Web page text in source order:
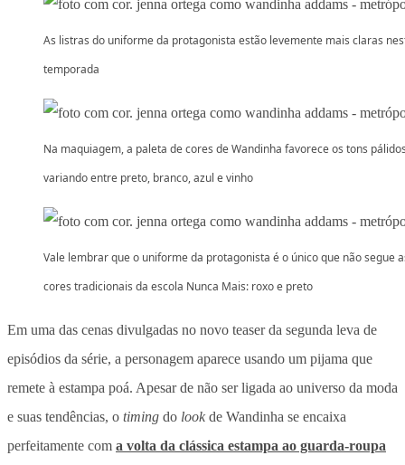
As listras do uniforme da protagonista estão levemente mais claras
temporada
Na maquiagem, a paleta de cores de Wandinha favorece os tons
variando entre preto, branco, azul e vinho
Vale lembrar que o uniforme da protagonista é o único que não segue
cores tradicionais da escola Nunca Mais: roxo e preto
Em uma das cenas divulgadas no novo teaser da segunda leva de
episódios da série, a personagem aparece usando um pijama que
remete à estampa poá. Apesar de não ser ligada ao universo da moda
e suas tendências, o timing do look de Wandinha se encaixa
perfeitamente com a volta da clássica estampa ao guarda-roupa